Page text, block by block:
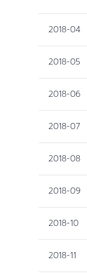
2018-04
2018-05
2018-06
2018-07
2018-08
2018-09
2018-10
2018-11